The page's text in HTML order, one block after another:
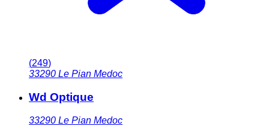
(249)
33290 Le Pian Medoc
Wd Optique
33290 Le Pian Medoc